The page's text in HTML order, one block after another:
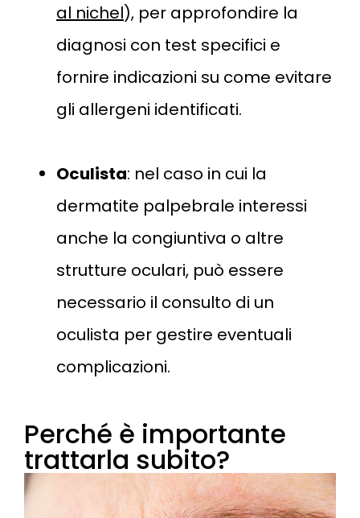
al nichel), per approfondire la
diagnosi con test specifici e
fornire indicazioni su come evitare
gli allergeni identificati.
Oculista: nel caso in cui la
dermatite palpebrale interessi
anche la congiuntiva o altre
strutture oculari, può essere
necessario il consulto di un
oculista per gestire eventuali
complicazioni.
Perché è importante
trattarla subito?